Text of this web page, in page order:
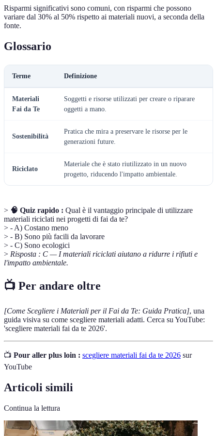
Risparmi significativi sono comuni, con risparmi che possono
variare dal 30% al 50% rispetto ai materiali nuovi, a seconda della
fonte.
Glossario
Terme Definizione
Materiali
Fai da Te
Soggetti e risorse utilizzati per creare o riparare
oggetti a mano.
Sostenibilità
Pratica che mira a preservare le risorse per le
generazioni future.
Riciclato
Materiale che è stato riutilizzato in un nuovo
progetto, riducendo l'impatto ambientale.
> 🧠 Quiz rapido : Qual è il vantaggio principale di utilizzare
materiali riciclati nei progetti di fai da te?
> - A) Costano meno
> - B) Sono più facili da lavorare
> - C) Sono ecologici
> Risposta : C — I materiali riciclati aiutano a ridurre i rifiuti e
l'impatto ambientale.
📺 Per andare oltre
[Come Scegliere i Materiali per il Fai da Te: Guida Pratica], una
guida visiva su come scegliere materiali adatti. Cerca su YouTube:
'scegliere materiali fai da te 2026'.
📺 Pour aller plus loin : scegliere materiali fai da te 2026 sur
YouTube
Articoli simili
Continua la lettura